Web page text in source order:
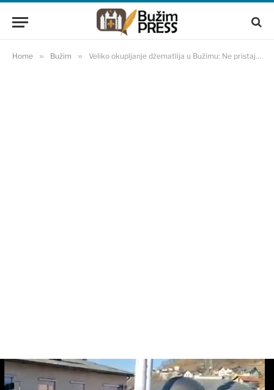
Home » Bužim » Veliko okupljanje džematlija u Bužimu: Ne pristaju na povećanje hodžarina od 120 KM